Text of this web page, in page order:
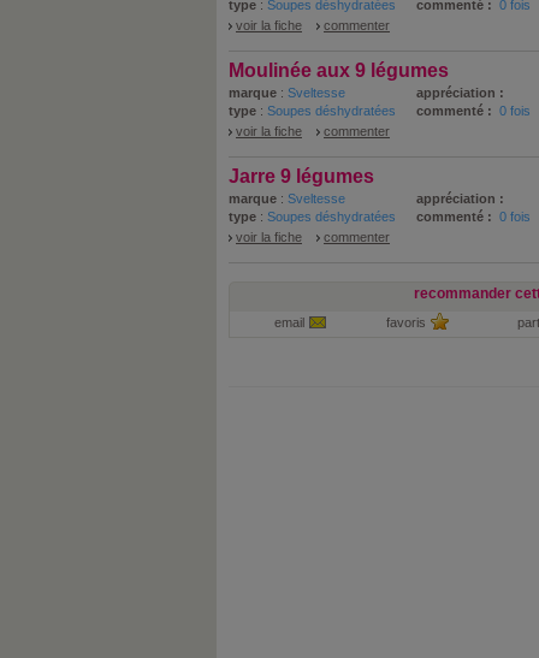
type : Soupes déshydratées commenté : 0 fois
voir la fiche
commenter
Moulinée aux 9 légumes
marque : Sveltesse
appréciation :
type : Soupes déshydratées commenté : 0 fois
voir la fiche
commenter
Jarre 9 légumes
marque : Sveltesse
appréciation :
type : Soupes déshydratées commenté : 0 fois
voir la fiche
commenter
recommander
email favoris